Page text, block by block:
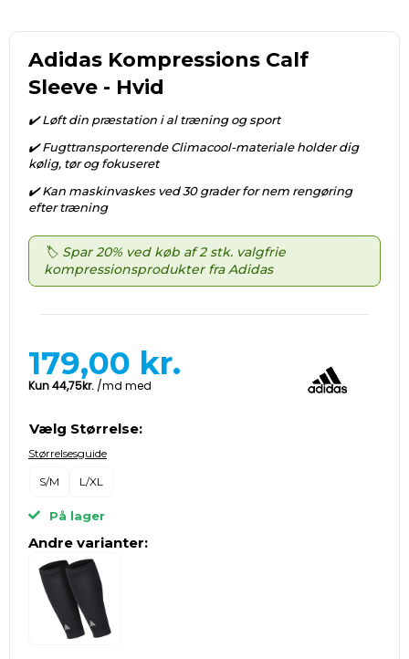
Adidas Kompressions Calf
Sleeve - Hvid
✔️ Løft din præstation i al træning og sport
✔️ Fugttransporterende Climacool-materiale holder dig
kølig, tør og fokuseret
✔️ Kan maskinvaskes ved 30 grader for nem rengøring
efter træning
🏷️ Spar 20% ved køb af 2 stk. valgfrie
kompressionsprodukter fra Adidas
179,00 kr.
Størrelsesguide
Vælg Størrelse:
S/M L/XL
På lager
Andre varianter: